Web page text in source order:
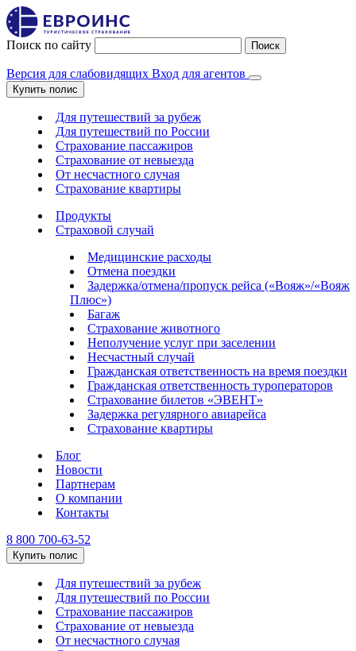
Поиск по сайту Поиск
Версия для слабовидящих Вход для агентов
Купить полис
Для путешествий за рубеж
Для путешествий по России
Страхование пассажиров
Страхование от невыезда
От несчастного случая
Страхование квартиры
Продукты
Страховой случай
Медицинские расходы
Отмена поездки
Задержка/отмена/пропуск рейса («Вояж»/«Вояж
Плюс»)
Багаж
Страхование животного
Неполучение услуг при заселении
Несчастный случай
Гражданская ответственность на время поездки
Гражданская ответственность туроператоров
Страхование билетов «ЭВЕНТ»
Задержка регулярного авиарейса
Страхование квартиры
Блог
Новости
Партнерам
О компании
Контакты
8 800 700-63-52
Купить полис
Для путешествий за рубеж
Для путешествий по России
Страхование пассажиров
Страхование от невыезда
От несчастного случая